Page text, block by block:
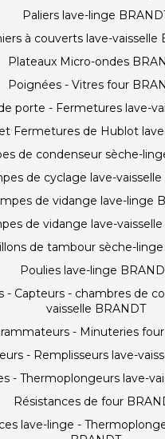
Paliers lave-linge
à couverts lave-vaisselle
Plateaux Micro-ondes
Poignées - Vitres four
porte - Fermetures lave-
Fermetures de Hublot
de condenseur sèche-
de cyclage lave-
de vidange lave-linge
de vidange lave-
de tambour sèche-
Poulies lave-linge
- Capteurs - chambres de
vaisselle BRANDT
- Minuteries
- Remplisseurs lave-
- Thermoplongeurs lave-
Résistances de four
lave-linge -